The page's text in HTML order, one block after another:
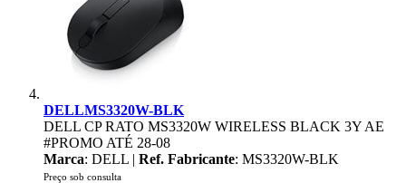
DELLMS3320W-BLK
DELL CP RATO MS3320W WIRELESS BLACK 3Y AE
#PROMO ATÉ 28-08
Marca: DELL | Ref. Fabricante: MS3320W-BLK
Preço sob consulta